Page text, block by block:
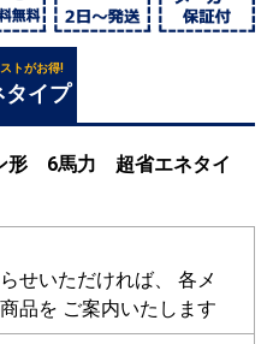
トがお得!
タイプ
形 6馬力 超省エネタイ
せいただければ、 各メ
品を ご案内いたします